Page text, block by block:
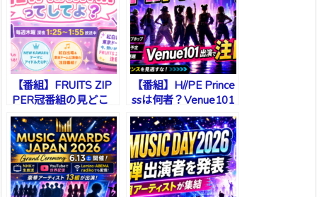
【番組】FRUITS ZIP
PER冠番組の見どこ
ろ
【番組】H//PE Prince
ssは何者？Venue101
出演で注目